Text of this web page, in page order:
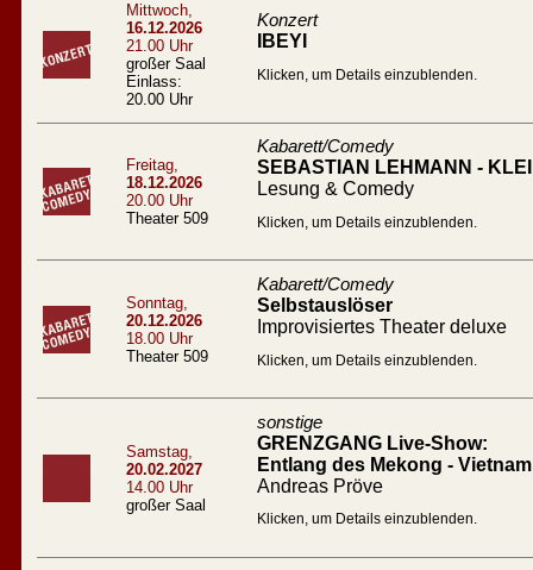
Mittwoch,
16.12.2026
21.00 Uhr
großer Saal
Einlass:
20.00 Uhr
Konzert
IBEYI
Klicken, um Details einzublenden.
Freitag,
18.12.2026
20.00 Uhr
Theater 509
Kabarett/Comedy
SEBASTIAN LEHMANN -
Lesung & Comedy
Klicken, um Details einzublenden.
Sonntag,
20.12.2026
18.00 Uhr
Theater 509
Kabarett/Comedy
Selbstauslöser
Improvisiertes Theater deluxe
Klicken, um Details einzublenden.
Samstag,
20.02.2027
14.00 Uhr
großer Saal
sonstige
GRENZGANG Live-Show:
Entlang des Mekong -
Andreas Pröve
Klicken, um Details einzublenden.